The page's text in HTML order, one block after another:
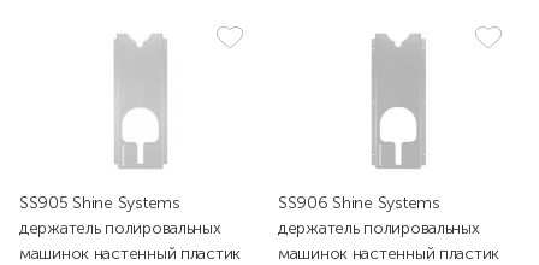
SS905 Shine Systems
держатель полировальных
машинок настенный пластик
SS906 Shine Systems
держатель полировальных
машинок настенный пластик